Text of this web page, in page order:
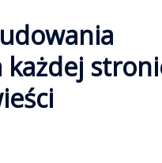
każdej